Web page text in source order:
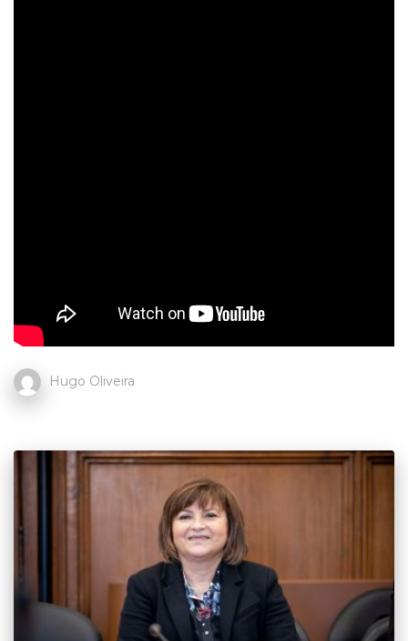
Hugo Oliveira